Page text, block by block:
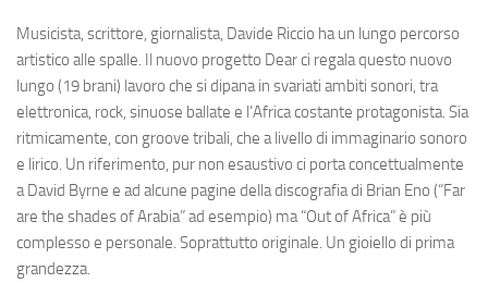
Musicista, scrittore, giornalista, Davide Riccio ha un lungo percorso
artistico alle spalle. Il nuovo progetto Dear ci regala questo nuovo
lungo (19 brani) lavoro che si dipana in svariati ambiti sonori, tra
elettronica, rock, sinuose ballate e l’Africa costante protagonista. Sia
ritmicamente, con groove tribali, che a livello di immaginario sonoro
e lirico. Un riferimento, pur non esaustivo ci porta concettualmente
a David Byrne e ad alcune pagine della discografia di Brian Eno (“Far
are the shades of Arabia” ad esempio) ma “Out of Africa” è più
complesso e personale. Soprattutto originale. Un gioiello di prima
grandezza.